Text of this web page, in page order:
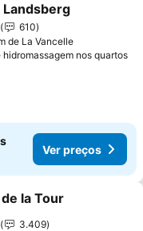
aos favoritos
Landsberg
610
de La Vancelle
hidromassagem nos quartos
Ver preços
aos favoritos
la Tour
3.409